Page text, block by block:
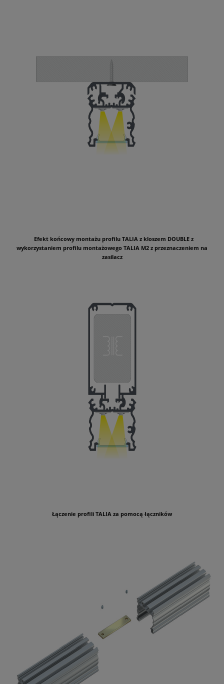
Efekt końcowy montażu profilu TALIA z kloszem DOUBLE z
wykorzystaniem profilu montażowego TALIA M2 z przeznaczeniem na
zasilacz
Łączenie profili TALIA za pomocą łączników